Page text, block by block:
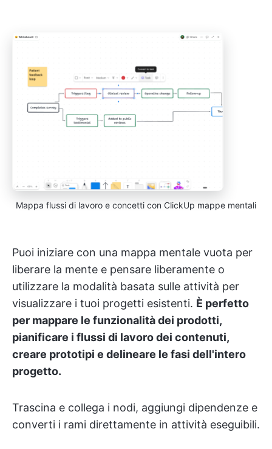
Mappa flussi di lavoro e concetti con ClickUp mappe mentali
Puoi iniziare con una mappa mentale vuota per
liberare la mente e pensare liberamente o
utilizzare la modalità basata sulle attività per
visualizzare i tuoi progetti esistenti. È perfetto
per mappare le funzionalità dei prodotti,
pianificare i flussi di lavoro dei contenuti,
creare prototipi e delineare le fasi dell'intero
progetto.
Trascina e collega i nodi, aggiungi dipendenze e
converti i rami direttamente in attività eseguibili.